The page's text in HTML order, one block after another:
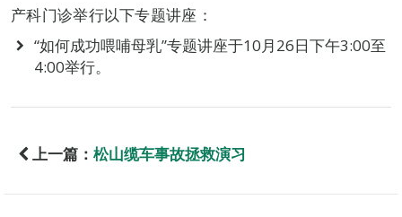
产科门诊举行以下专题讲座：
“如何成功喂哺母乳”专题讲座于10月26日下午3:00至
4:00举行。
上一篇： 松山缆车事故拯救演习